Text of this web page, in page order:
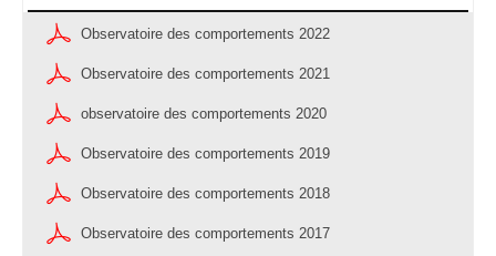
Observatoire des comportements 2022
Observatoire des comportements 2021
observatoire des comportements 2020
Observatoire des comportements 2019
Observatoire des comportements 2018
Observatoire des comportements 2017